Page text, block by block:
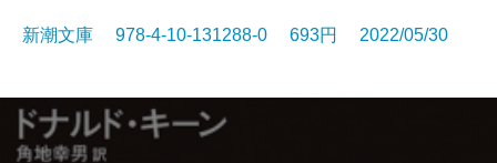
新潮文庫 978-4-10-131288-0 693円 2022/05/30